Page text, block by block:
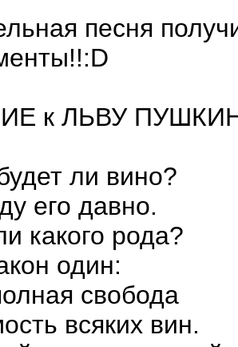
песня
к ЛЬВУ
ли вино?
его давно.
какого рода?
один:
свобода
всяких вин.